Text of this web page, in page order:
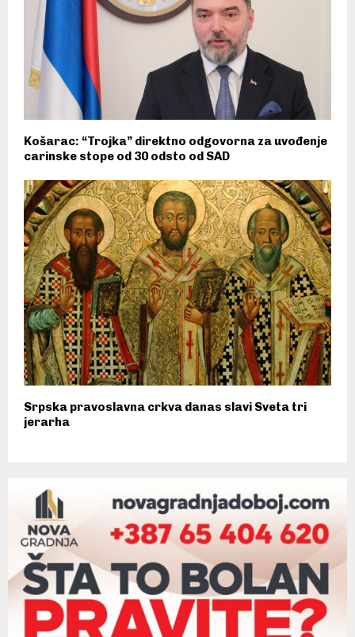
Košarac: “Trojka” direktno odgovorna za uvođenje
carinske stope od 30 odsto od SAD
Srpska pravoslavna crkva danas slavi Sveta tri
jerarha